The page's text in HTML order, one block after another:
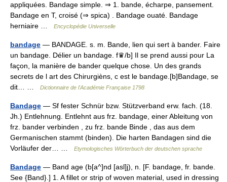
appliquées. Bandage simple. ⇒ 1. bande, écharpe, pansement.
Bandage en T, croisé (⇒ spica) . Bandage ouaté. Bandage
herniaire …
Encyclopédie Universelle
bandage — BANDAGE. s. m. Bande, lien qui sert à bander. Faire
un bandage. Délier un bandage. f♛/b] Il se prend aussi pour La
façon, la manière de bander quelque chose. Un des grands
secrets de l art des Chirurgièns, c est le bandage.[b]Bandage, se
dit… …
Dictionnaire de l'Académie Française 1798
Bandage — Sf fester Schnür bzw. Stützverband erw. fach. (18.
Jh.) Entlehnung. Entlehnt aus frz. bandage, einer Ableitung von
frz. bander verbinden , zu frz. bande Binde , das aus dem
Germanischen stammt (binden). Die harten Bandagen sind die
Vorläufer der… …
Etymologisches Wörterbuch der deutschen sprache
Bandage — Band age (b[a^]nd [asl]j), n. [F. bandage, fr. bande.
See {Band}.] 1. A fillet or strip of woven material, used in dressing